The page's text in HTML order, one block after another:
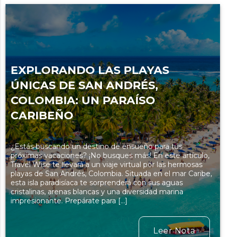
EXPLORANDO LAS PLAYAS
ÚNICAS DE SAN ANDRÉS,
COLOMBIA: UN PARAÍSO
CARIBEÑO
¿Estás buscando un destino de ensueño para tus
próximas vacaciones? ¡No busques más! En este artículo,
Travel Wise te llevará a un viaje virtual por las hermosas
playas de San Andrés, Colombia. Situada en el mar Caribe,
esta isla paradisíaca te sorprenderá con sus aguas
cristalinas, arenas blancas y una diversidad marina
impresionante. Prepárate para […]
Leer Nota